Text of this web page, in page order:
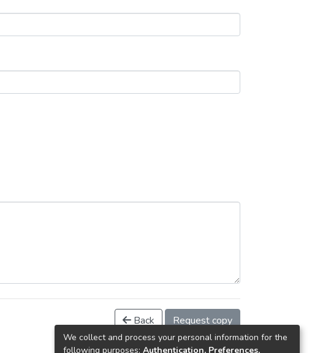
Back Request copy
We collect and process your personal information for the
following purposes: Authentication, Preferences,